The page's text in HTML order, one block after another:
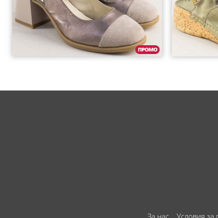
За нас Условия за